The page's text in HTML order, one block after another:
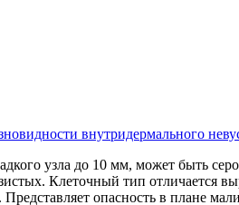
внутридермального
узла до 10 мм, может быть
Клеточный тип отличается
опасность в плане